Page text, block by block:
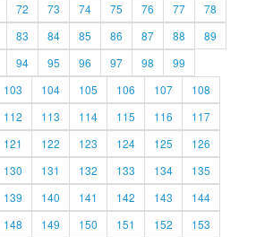
72 73 74 75 76 77
78
83 84 85 86 87 88
89
94 95 96 97 98
99
103 104 105 106 107
108
112 113 114 115 116
117
121 122 123 124 125
126
130 131 132 133 134
135
139 140 141 142 143
144
148 149 150 151 152
153